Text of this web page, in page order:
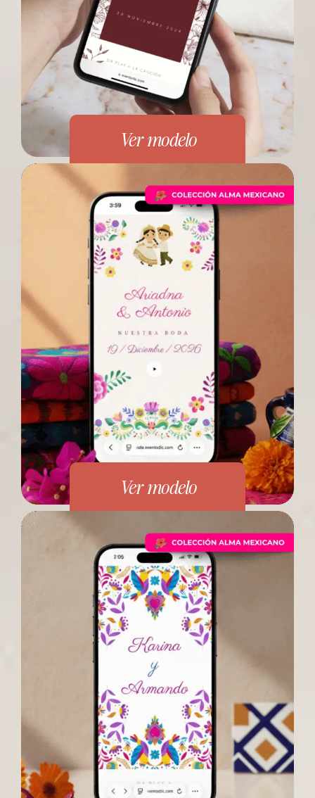
Ver modelo
Ver modelo